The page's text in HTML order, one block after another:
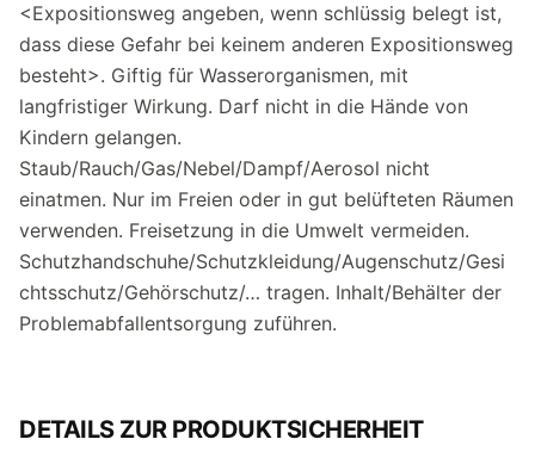
<Expositionsweg angeben, wenn schlüssig belegt ist,
dass diese Gefahr bei keinem anderen Expositionsweg
besteht>. Giftig für Wasserorganismen, mit
langfristiger Wirkung. Darf nicht in die Hände von
Kindern gelangen.
Staub/Rauch/Gas/Nebel/Dampf/Aerosol nicht
einatmen. Nur im Freien oder in gut belüfteten Räumen
verwenden. Freisetzung in die Umwelt vermeiden.
Schutzhandschuhe/Schutzkleidung/Augenschutz/Gesi
chtsschutz/Gehörschutz/… tragen. Inhalt/Behälter der
Problemabfallentsorgung zuführen.
DETAILS ZUR PRODUKTSICHERHEIT